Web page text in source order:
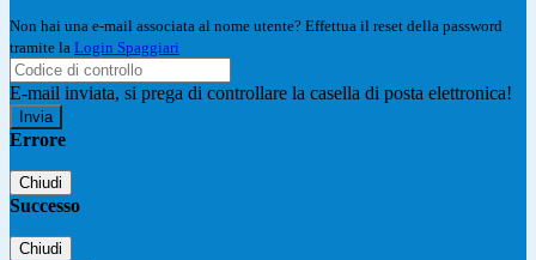
Non hai una e-mail associata al nome utente? Effettua il reset della password
tramite la Login Spaggiari
E-mail inviata, si prega di controllare la casella di posta elettronica!
Errore
Chiudi
Successo
Chiudi